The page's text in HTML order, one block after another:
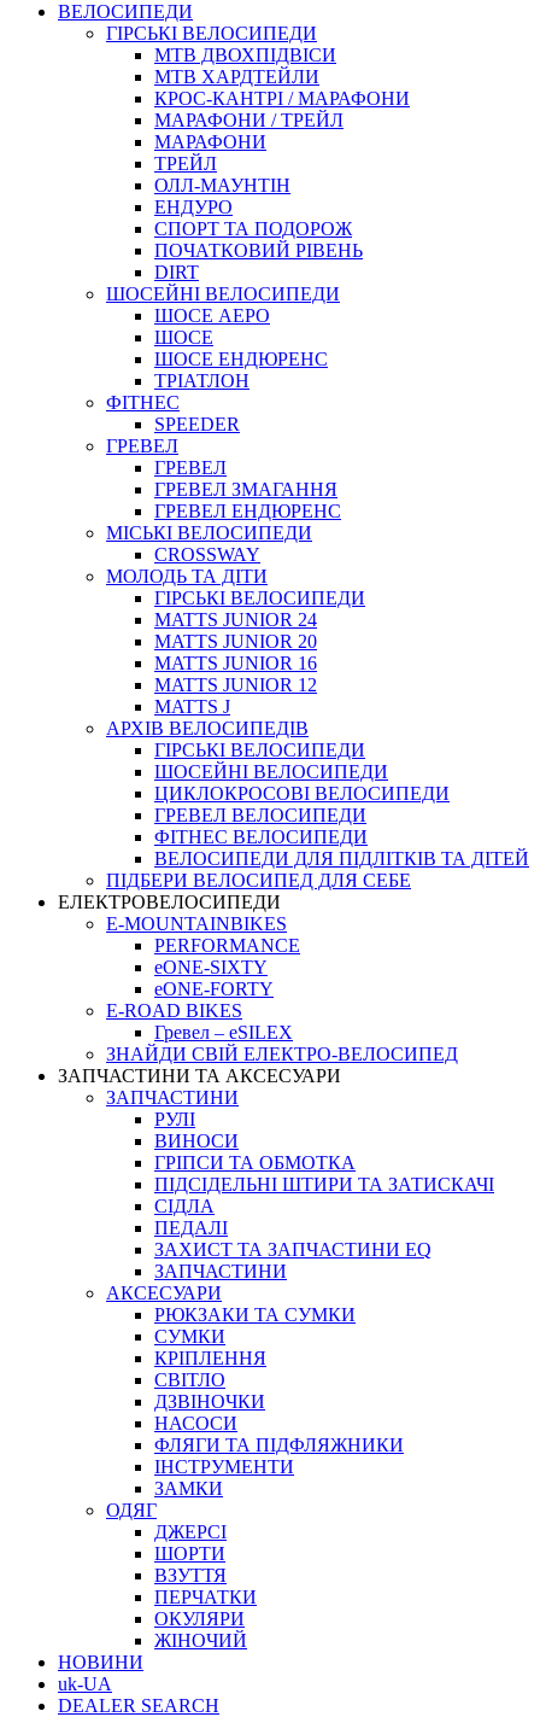
ВЕЛОСИПЕДИ
ГІРСЬКІ ВЕЛОСИПЕДИ
MTB ДВОХПIДВIСИ
MTB ХАРДТЕЙЛИ
КРОС-КАНТРI / МАРАФОНИ
МАРАФОНИ / ТРЕЙЛ
МАРАФОНИ
ТРЕЙЛ
ОЛЛ-МАУНТIН
ЕНДУРО
СПОРТ ТА ПОДОРОЖ
ПОЧАТКОВИЙ РIВЕНЬ
DIRT
ШОСЕЙНІ ВЕЛОСИПЕДИ
ШОСЕ АЕРО
ШОСЕ
ШОСЕ ЕНДЮРЕНС
ТРІАТЛОН
ФІТНЕС
SPEEDER
ГРЕВЕЛ
ГРЕВЕЛ
ГРЕВЕЛ ЗМАГАННЯ
ГРЕВЕЛ ЕНДЮРЕНС
МІСЬКІ ВЕЛОСИПЕДИ
CROSSWAY
МОЛОДЬ ТА ДІТИ
ГIРСЬКI ВЕЛОСИПЕДИ
MATTS JUNIOR 24
MATTS JUNIOR 20
MATTS JUNIOR 16
MATTS JUNIOR 12
MATTS J
АРХIВ ВЕЛОСИПЕДIВ
ГІРСЬКІ ВЕЛОСИПЕДИ
ШОСЕЙНІ ВЕЛОСИПЕДИ
ЦИКЛОКРОСОВІ ВЕЛОСИПЕДИ
ГРЕВЕЛ ВЕЛОСИПЕДИ
ФІТНЕС ВЕЛОСИПЕДИ
ВЕЛОСИПЕДИ ДЛЯ ПІДЛІТКІВ ТА ДІТЕЙ
ПIДБЕРИ ВЕЛОСИПЕД ДЛЯ СЕБЕ
ЕЛЕКТРОВЕЛОСИПЕДИ
E-MOUNTAINBIKES
PERFORMANCE
eONE-SIXTY
eONE-FORTY
E-ROAD BIKES
Гревел – eSILEX
ЗНАЙДИ СВІЙ ЕЛЕКТРО-ВЕЛОСИПЕД
ЗАПЧАСТИНИ ТА АКСЕСУАРИ
ЗАПЧАСТИНИ
РУЛІ
ВИНОСИ
ГРІПСИ ТА ОБМОТКА
ПІДСІДЕЛЬНІ ШТИРИ ТА ЗАТИСКАЧІ
СІДЛА
ПЕДАЛІ
ЗАХИСТ ТА ЗАПЧАСТИНИ EQ
ЗАПЧАСТИНИ
АКСЕСУАРИ
РЮКЗАКИ ТА СУМКИ
СУМКИ
КРІПЛЕННЯ
СВІТЛО
ДЗВІНОЧКИ
НАСОСИ
ФЛЯГИ ТА ПІДФЛЯЖНИКИ
ІНСТРУМЕНТИ
ЗАМКИ
ОДЯГ
ДЖЕРСІ
ШОРТИ
ВЗУТТЯ
ПЕРЧАТКИ
ОКУЛЯРИ
ЖІНОЧИЙ
НОВИНИ
uk-UA
DEALER SEARCH